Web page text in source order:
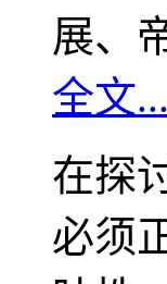
展、
全文...
在探
必须